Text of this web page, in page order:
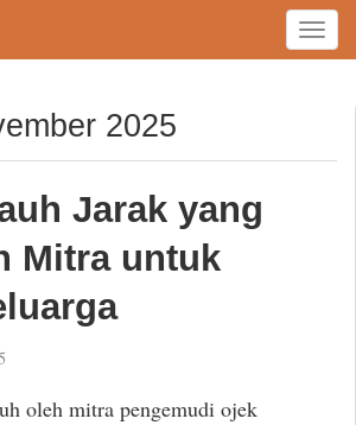
T
o
e
2025
Jarak yang
Mitra untuk
oleh mitra pengemudi ojek